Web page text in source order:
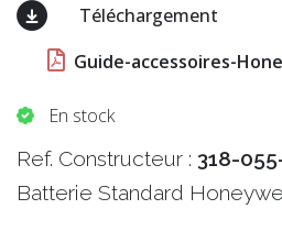
Téléchargement
Guide-accessoires-
En stock
Ref. Constructeur : 318-
Batterie Standard